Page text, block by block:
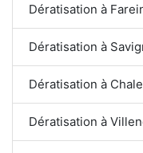
Dératisation à
Dératisation à
Dératisation à
Dératisation à